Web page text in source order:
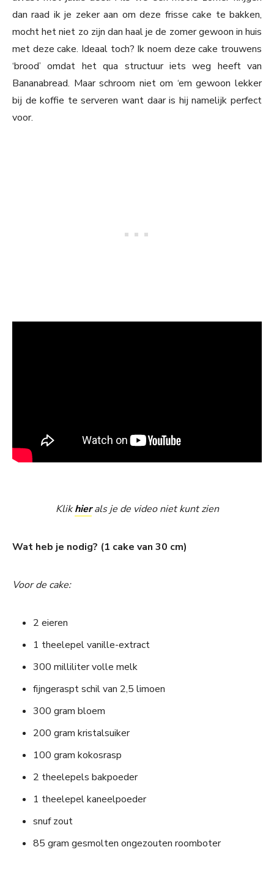
dan raad ik je zeker aan om deze frisse cake te bakken,
mocht het niet zo zijn dan haal je de zomer gewoon in huis
met deze cake. Ideaal toch? Ik noem deze cake trouwens
‘brood’ omdat het qua structuur iets weg heeft van
Bananabread. Maar schroom niet om ‘em gewoon lekker
bij de koffie te serveren want daar is hij namelijk perfect
voor.
Klikhierals je de video niet kunt zien
Wat heb je nodig? (1 cake van 30 cm)
Voor de cake:
2 eieren
1 theelepel vanille-extract
300 milliliter volle melk
fijngeraspt schil van 2,5 limoen
300 gram bloem
200 gram kristalsuiker
100 gram kokosrasp
2 theelepels bakpoeder
1 theelepel kaneelpoeder
snuf zout
85 gram gesmolten ongezouten roomboter